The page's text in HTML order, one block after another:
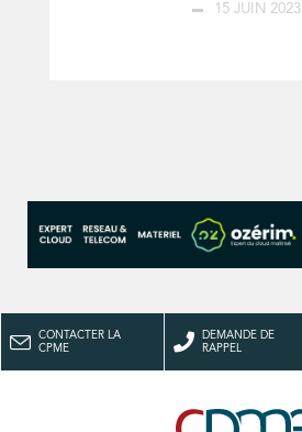
15 JUIN 2023
CONTACTER LA
CPME
DEMANDE DE
RAPPEL